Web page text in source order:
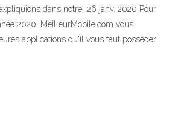
dans notre 26 janv. 2020 Pour
2020, MeilleurMobile.com vous
applications qu'il vous faut posséder